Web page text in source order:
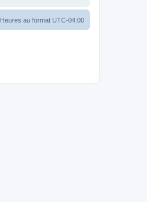
Heures au format UTC-04:00